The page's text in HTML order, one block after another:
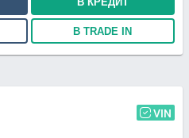
В TRADE IN
VIN